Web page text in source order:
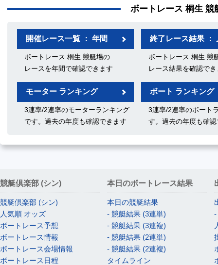
ボートレース 桐生 競
開催レース一覧 ： 年間
ボートレース 桐生 競艇場の
レースを年間で確認できます
終了レース結果 ：
ボートレース 桐生 競
レース結果を確認で
モーター ランキング
3連率/2連率のモーターランキング
です。過去の年度も確認できます
ボート ランキング
3連率/2連率のボート
す。過去の年度も確
競艇倶楽部 (シン)
競艇倶楽部 (シン)
人気順 オッズ
ボートレース予想
ボートレース情報
ボートレース会場情報
ボートレース日程
本日のボートレース結果
本日の競艇結果
- 競艇結果 (3連単)
- 競艇結果 (3連複)
- 競艇結果 (2連単)
- 競艇結果 (2連複)
タイムライン
-